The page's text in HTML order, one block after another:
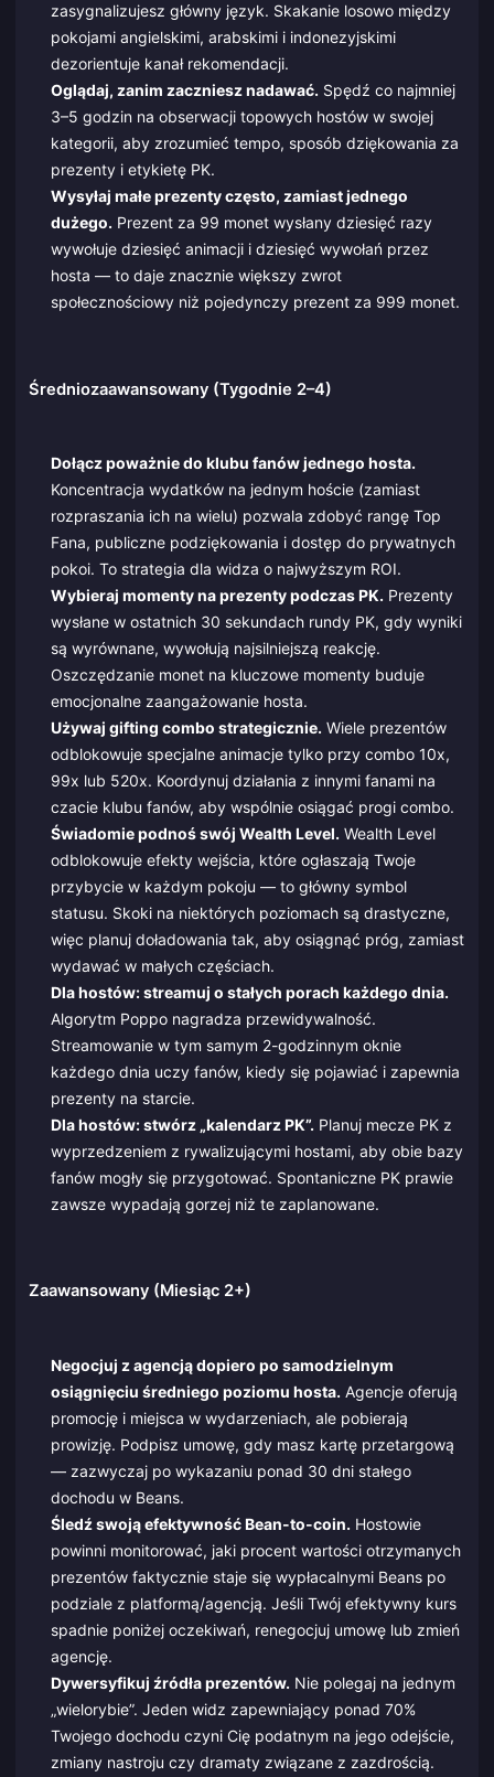
zasygnalizujesz główny język. Skakanie losowo między
pokojami angielskimi, arabskimi i indonezyjskimi
dezorientuje kanał rekomendacji.
Oglądaj, zanim zaczniesz nadawać. Spędź co najmniej
3–5 godzin na obserwacji topowych hostów w swojej
kategorii, aby zrozumieć tempo, sposób dziękowania za
prezenty i etykietę PK.
Wysyłaj małe prezenty często, zamiast jednego
dużego. Prezent za 99 monet wysłany dziesięć razy
wywołuje dziesięć animacji i dziesięć wywołań przez
hosta — to daje znacznie większy zwrot
społecznościowy niż pojedynczy prezent za 999 monet.
Średniozaawansowany (Tygodnie 2–4)
Dołącz poważnie do klubu fanów jednego hosta.
Koncentracja wydatków na jednym hoście (zamiast
rozpraszania ich na wielu) pozwala zdobyć rangę Top
Fana, publiczne podziękowania i dostęp do prywatnych
pokoi. To strategia dla widza o najwyższym ROI.
Wybieraj momenty na prezenty podczas PK. Prezenty
wysłane w ostatnich 30 sekundach rundy PK, gdy wyniki
są wyrównane, wywołują najsilniejszą reakcję.
Oszczędzanie monet na kluczowe momenty buduje
emocjonalne zaangażowanie hosta.
Używaj gifting combo strategicznie. Wiele prezentów
odblokowuje specjalne animacje tylko przy combo 10x,
99x lub 520x. Koordynuj działania z innymi fanami na
czacie klubu fanów, aby wspólnie osiągać progi combo.
Świadomie podnoś swój Wealth Level. Wealth Level
odblokowuje efekty wejścia, które ogłaszają Twoje
przybycie w każdym pokoju — to główny symbol
statusu. Skoki na niektórych poziomach są drastyczne,
więc planuj doładowania tak, aby osiągnąć próg, zamiast
wydawać w małych częściach.
Dla hostów: streamuj o stałych porach każdego dnia.
Algorytm Poppo nagradza przewidywalność.
Streamowanie w tym samym 2-godzinnym oknie
każdego dnia uczy fanów, kiedy się pojawiać i zapewnia
prezenty na starcie.
Dla hostów: stwórz „kalendarz PK”. Planuj mecze PK z
wyprzedzeniem z rywalizującymi hostami, aby obie bazy
fanów mogły się przygotować. Spontaniczne PK prawie
zawsze wypadają gorzej niż te zaplanowane.
Zaawansowany (Miesiąc 2+)
Negocjuj z agencją dopiero po samodzielnym
osiągnięciu średniego poziomu hosta. Agencje oferują
promocję i miejsca w wydarzeniach, ale pobierają
prowizję. Podpisz umowę, gdy masz kartę przetargową
— zazwyczaj po wykazaniu ponad 30 dni stałego
dochodu w Beans.
Śledź swoją efektywność Bean-to-coin. Hostowie
powinni monitorować, jaki procent wartości otrzymanych
prezentów faktycznie staje się wypłacalnymi Beans po
podziale z platformą/agencją. Jeśli Twój efektywny kurs
spadnie poniżej oczekiwań, renegocjuj umowę lub zmień
agencję.
Dywersyfikuj źródła prezentów. Nie polegaj na jednym
„wielorybie”. Jeden widz zapewniający ponad 70%
Twojego dochodu czyni Cię podatnym na jego odejście,
zmiany nastroju czy dramaty związane z zazdrością.